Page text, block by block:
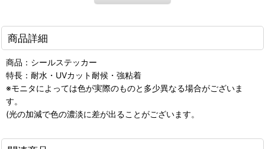
商品詳細
商品：シールステッカー
特長：耐水・UVカット耐候・強粘着
※モニタによっては色が実際のものと多少異なる場合がございま
す。
(光の加減で色の濃淡に差が出ることがございます。